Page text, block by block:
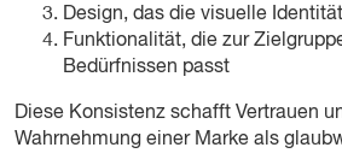
Design, das die visuelle
Funktionalität, die zur
Bedürfnissen passt
Diese Konsistenz schafft Vertrauen
Wahrnehmung einer Marke als